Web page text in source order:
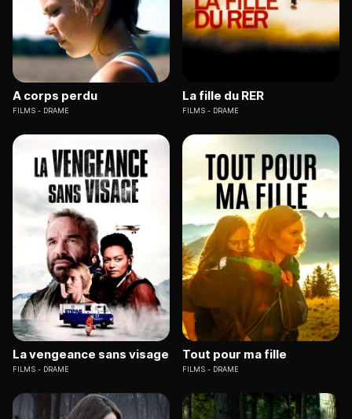
A corps perdu
FILMS DRAME
La fille du RER
FILMS DRAME
La vengeance sans visage
FILMS DRAME
Tout pour ma fille
FILMS DRAME